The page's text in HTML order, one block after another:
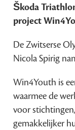
Škoda
project
De Zwitserse
Nicola Spirig
Win4Youth is
waarmee de
voor
gemakkelijker